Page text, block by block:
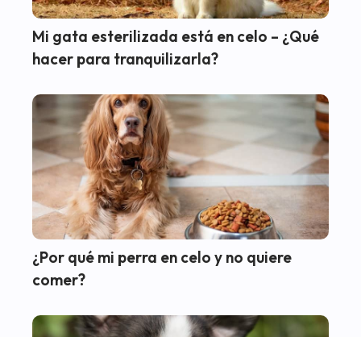
Mi gata esterilizada está en celo – ¿Qué
hacer para tranquilizarla?
¿Por qué mi perra en celo y no quiere
comer?